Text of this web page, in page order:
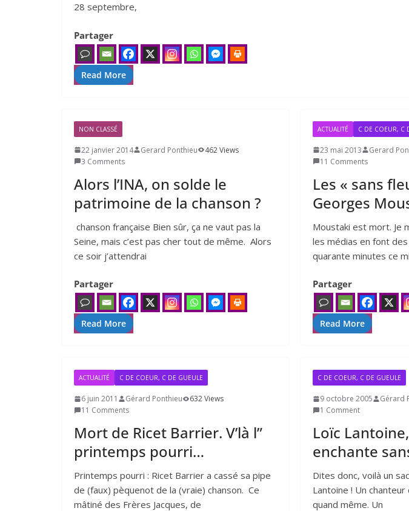
28 septembre,
Partager
Read More
NON CLASSÉ
22 janvier 2014 Gerard Ponthieu
462 Views
3 Comments
Alors l’INA, on solde le
patrimoine de la chanson ?
chanson française Bien sûr, ça ne vaut pas la
Seine, mais c’est pas cher tout de même. Alors
ce soir j’at­ten­drai
Partager
Read More
ACTUALITÉ C DE COEUR, C
23 mai 2013 Gerard
11 Comments
Les « sans
Georges
Moustaki est mort. Je
les médias en font
qua­rante minutes ce
Partager
Read More
ACTUALITÉ C DE COEUR, C DE GUEULE
6 juin 2011 Gérard Ponthieu
632 Views
11 Comments
Mort de Ricet Barrier. V’là l”
printemps pourri…
Printemps pour­ri : Ricet Barrier a cas­sé sa pipe
de (faux) pèque­not de la (vraie) chan­son. Ce
mâti­né des Frères Jacques, de
C DE COEUR, C DE GUEULE
9 octobre 2005 Gérard
1 Comment
Loïc
enchante
Dites donc, voi­là un
Lantoine ! Un
quand même. Un